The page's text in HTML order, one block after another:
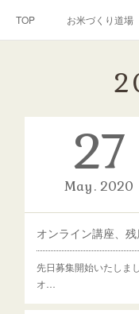
TOP お米づくり道場
27
May 2020
先日募集開始いたしま
オ…